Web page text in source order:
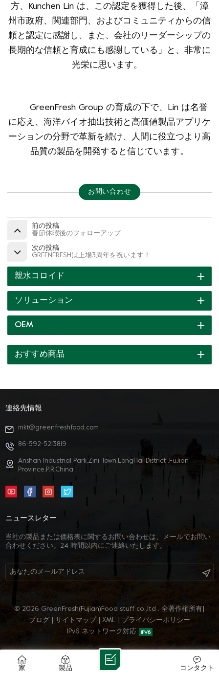
方、Kunchen Lin は、この認定を獲得した後、「漳
州市政府、関連部門、およびコミュニティからの信
頼と認定に感謝し、また、会社のリーダーシップの
長期的な信頼と育成にも感謝している」と、非常に
光栄に思います。
GreenFresh Group の育成の下で、Lin は名誉
に応え、海洋バイオ抽出技術と高価値製品アプリケ
ーションの分野で革新を続け、人間に役立つより高
品質の製品を開発すると信じています。
お問い合わせ
前の投稿
春節休暇後のフォローアップ
次の投稿
GREENFRESHは上場3周年を祝います！
親水コロイド
ソリューション
OEM
おすすめ商品
連絡先情報
mkt@greenfreshfood.com
86-592-5213819
Anshan Industrial Park,Zini Town,LongHai District ,FuJian
Province,P.R.China
ニュースレター
当社の製品または価格表に関するお問い合わせは、メールでお問い
合わせください。24 時間以内にご連絡いたします。
© 2026 GreenFresh(Fujian)Food stuff co.,ltd . 全著作権所有
ブログ
サイトマップ XML
プライバシーポリシー
IPv6 ネットワーク対応
家 製品 コンタクト